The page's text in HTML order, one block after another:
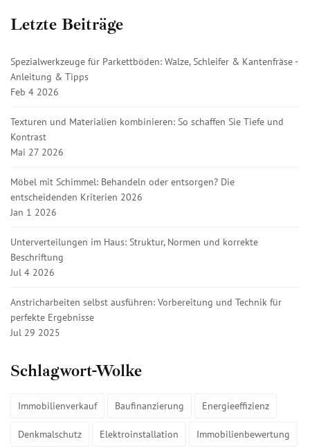
Letzte Beiträge
Spezialwerkzeuge für Parkettböden: Walze, Schleifer & Kantenfräse -
Anleitung & Tipps
Feb 4 2026
Texturen und Materialien kombinieren: So schaffen Sie Tiefe und
Kontrast
Mai 27 2026
Möbel mit Schimmel: Behandeln oder entsorgen? Die
entscheidenden Kriterien 2026
Jan 1 2026
Unterverteilungen im Haus: Struktur, Normen und korrekte
Beschriftung
Jul 4 2026
Anstricharbeiten selbst ausführen: Vorbereitung und Technik für
perfekte Ergebnisse
Jul 29 2025
Schlagwort-Wolke
Immobilienverkauf Baufinanzierung Energieeffizienz
Denkmalschutz Elektroinstallation Immobilienbewertung